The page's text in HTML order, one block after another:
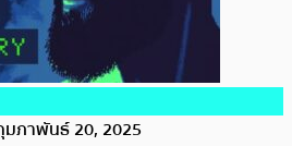
ภาพันธ์ 20, 2025